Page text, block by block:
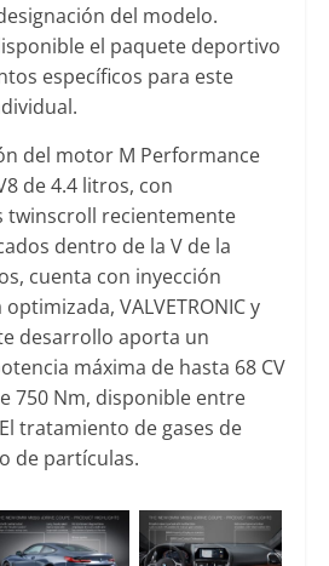
del modelo.
el paquete deportivo
específicos para este
del motor M Performance
de 4.4 litros, con
recientemente
dentro de la V de la
cuenta con inyección
VALVETRONIC y
desarrollo aporta un
máxima de hasta 68 CV
750 Nm, disponible entre
tratamiento de gases de
de partículas.